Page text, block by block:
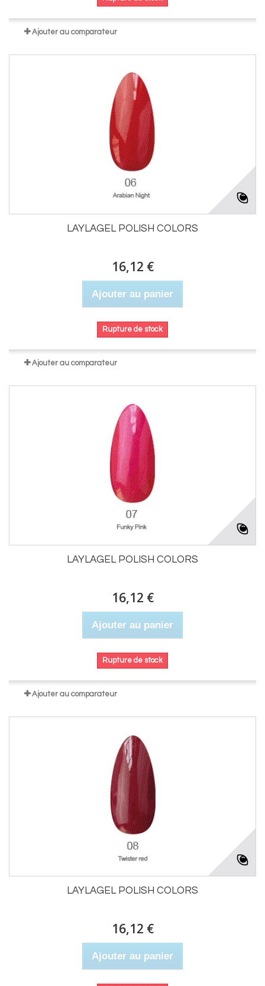
Ajouter au comparateur
LAYLAGEL POLISH COLORS
16,12 €
Ajouter au panier
Rupture de stock
Ajouter au comparateur
LAYLAGEL POLISH COLORS
16,12 €
Ajouter au panier
Rupture de stock
Ajouter au comparateur
LAYLAGEL POLISH COLORS
16,12 €
Ajouter au panier